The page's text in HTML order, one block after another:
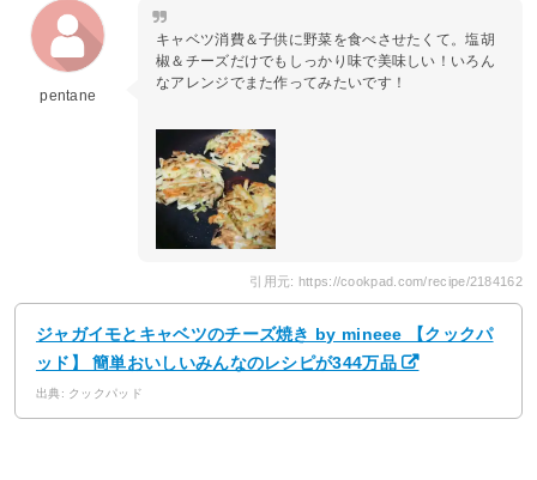
pentane
キャベツ消費＆子供に野菜を食べさせたくて。塩胡
椒＆チーズだけでもしっかり味で美味しい！いろん
なアレンジでまた作ってみたいです！
引用元: https://cookpad.com/recipe/2184162
ジャガイモとキャベツのチーズ焼き by mineee 【クックパ
ッド】 簡単おいしいみんなのレシピが344万品
出典: クックパッド